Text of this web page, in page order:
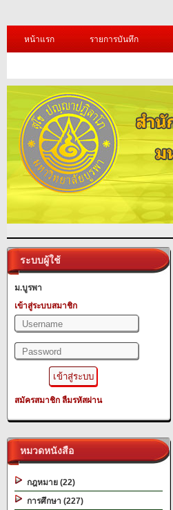
หน้าแรก รายการบันทึก
ระบบผู้ใช้
ม.บูรพา
เข้าสู่ระบบสมาชิก
สมัครสมาชิก ลืมรหัสผ่าน
หมวดหนังสือ
กฎหมาย (22)
การศึกษา (227)